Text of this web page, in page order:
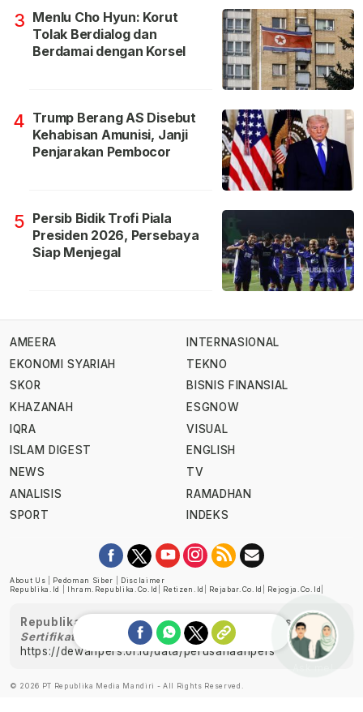
3 Menlu Cho Hyun: Korut
Tolak Berdialog dan
Berdamai dengan Korsel
4 Trump Berang AS Disebut
Kehabisan Amunisi, Janji
Penjarakan Pembocor
5 Persib Bidik Trofi Piala
Presiden 2026, Persebaya
Siap Menjegal
AMEERA
EKONOMI SYARIAH
SKOR
KHAZANAH
IQRA
ISLAM DIGEST
NEWS
ANALISIS
SPORT
INTERNASIONAL
TEKNO
BISNIS FINANSIAL
ESGNOW
VISUAL
ENGLISH
TV
RAMADHAN
INDEKS
About Us Pedoman Siber
Disclaimer
Republika.id
Ihram.republika.co.id Retizen.id Rejabar.co.id Rejogja.co.id
Republika telah diverifikasi oleh Dewan Pers
Sertifikat Nomor 1058/DP-Verifikasi/K/XII/2022
https://dewanpers.or.id/data/perusahaanpers
© 2026 PT Republika Media Mandiri - All Rights Reserved.